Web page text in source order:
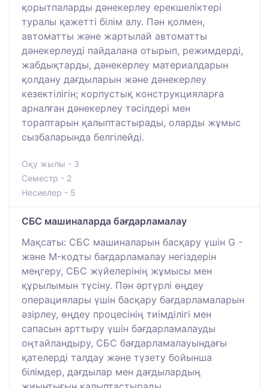
қорытпаларды дәнекерлеу ерекшеліктері
туралы қажетті білім алу. Пән қолмен,
автоматты және жартылай автоматты
дәнекерлеуді пайдалана отырып, режимдерді,
жабдықтарды, дәнекерлеу материалдарын
қолдану дағдыларын және дәнекерлеу
кезектілігін; корпустық конструкцияларға
арналған дәнекерлеу тәсілдері мен
тораптарын қалыптастырады, оларды жұмыс
сызбаларында белгілейді.
Оқу жылы - 3
Семестр - 2
Несиелер - 5
СБС машиналарда бағдарламалау
Мақсаты: CБC машиналарын басқару үшін G -
және M-кодты бағдарламалау негіздерін
меңгеру, CБC жүйелерінің жұмысы мен
құрылымын түсіну. Пән әртүрлі өңдеу
операциялары үшін басқару бағдарламаларын
әзірлеу, өңдеу процесінің тиімділігі мен
сапасын арттыру үшін бағдарламалауды
оңтайландыру, CБC бағдарламалауындағы
қателерді талдау және түзету бойынша
білімдер, дағдылар мен дағдылардың